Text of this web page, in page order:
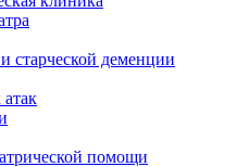
старческой деменции
помощи